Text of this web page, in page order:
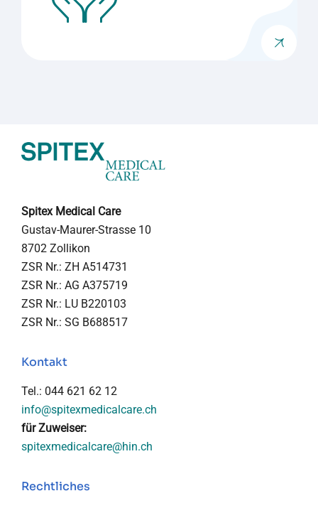
Spitex Medical Care
Gustav-Maurer-Strasse 10
8702 Zollikon
ZSR Nr.: ZH A514731
ZSR Nr.: AG A375719
ZSR Nr.: LU B220103
ZSR Nr.: SG B688517
Kontakt
Tel.: 044 621 62 12
info@spitexmedicalcare.ch
für Zuweiser:
spitexmedicalcare@hin.ch
Rechtliches